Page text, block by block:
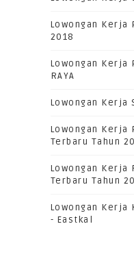
Lowongan Kerja
2018
Lowongan Kerja
RAYA
Lowongan Kerja
Lowongan Kerja
Terbaru Tahun
Lowongan Kerja
Terbaru Tahun
Lowongan Kerja
- Eastkal